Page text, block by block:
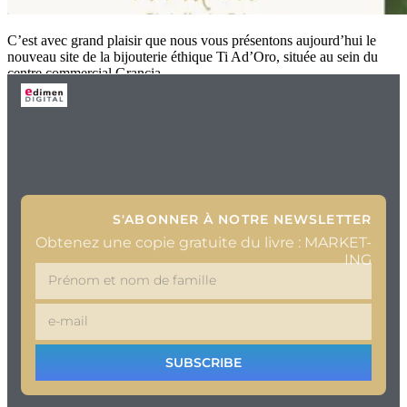
C’est avec grand plaisir que nous vous présentons aujourd’hui le
nouveau site de la bijouterie éthique Ti Ad’Oro, située au sein du
centre commercial Grancia.
S'ABONNER À NOTRE NEWSLETTER
Obtenez une copie gratuite du livre : MARKET-
ING
SUBSCRIBE